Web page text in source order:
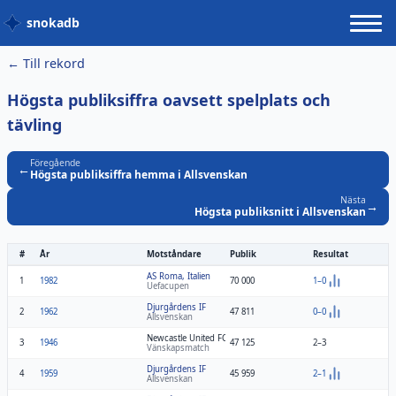
snokadb
← Till rekord
Högsta publiksiffra oavsett spelplats och
tävling
← Föregående
Högsta publiksiffra hemma i Allsvenskan
Nästa
Högsta publiksnitt i Allsvenskan→
# År Motståndare Publik Resultat
1 1982
AS Roma, Italien
Uefacupen
70 000 1–0
2 1962
Djurgårdens IF
Allsvenskan
47 811 0–0
3 1946
Newcastle United FC, England
Vänskapsmatch
47 125 2–3
4 1959
Djurgårdens IF
Allsvenskan
45 959 2–1